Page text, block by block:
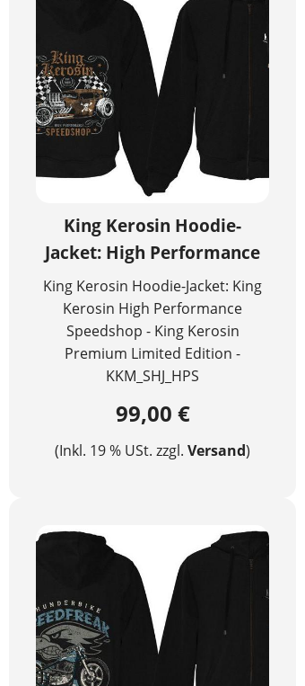
King Kerosin Hoodie-
Jacket: High Performance
King Kerosin Hoodie-Jacket: King
Kerosin High Performance
Speedshop - King Kerosin
Premium Limited Edition -
KKM_SHJ_HPS
99,00 €
(Inkl. 19 % USt. zzgl. Versand)